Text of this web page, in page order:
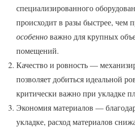
специализированного
происходит в разы быстрее, чем
особенноважно для крупных
помещений.
Качество и ровность —
позволяет добиться идеальной
критически важно при укладке
Экономия материалов —
укладке, расход материалов